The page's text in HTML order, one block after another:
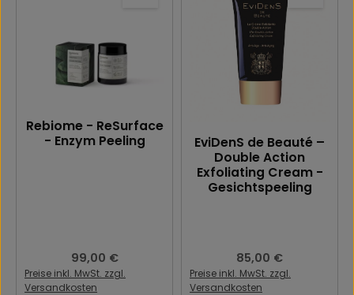
Rebiome - ReSurface
- Enzym Peeling
Regulärer Preis:
99,00 €
Preise inkl. MwSt. zzgl.
Versandkosten
EviDenS de Beauté –
Double Action
Exfoliating Cream -
Gesichtspeeling
Regulärer Preis:
85,00 €
Preise inkl. MwSt. zzgl.
Versandkosten